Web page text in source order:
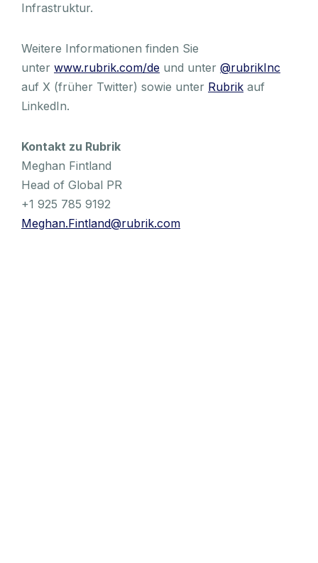
Infrastruktur.
Weitere Informationen finden Sie
unter www.rubrik.com/de und unter @rubrikInc
auf X (früher Twitter) sowie unter Rubrik auf
LinkedIn.
Kontakt zu Rubrik
Meghan Fintland
Head of Global PR
+1 925 785 9192
Meghan.Fintland@rubrik.com